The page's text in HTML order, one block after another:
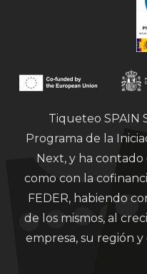
Tiqueteo SPAIN
Programa de la
Next, y ha contado
como con la
FEDER, habiendo
de los mismos, al
empresa, su región